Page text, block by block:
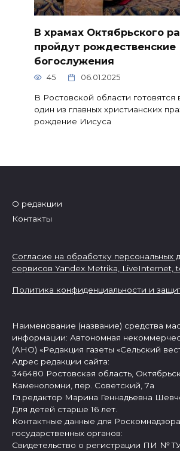
В храмах Октябрьского
пройдут рождественские
богослужения
45 06.01.2025
В Ростовской области готовятся
один из главных христианских
рождение Иисуса
О редакции
Контакты
Согласие на обработку персональных
сервисов Yandex.Metrika, LiveInternet,
Политика конфиденциальности и
Наименование (название) средства
информации: Автономная
(АНО) «Редакция газеты «Сельский
Адрес редакции сайта:
346480 Ростовская область,
Каменоломни, пер. Советский, 7а
Гл.редактор Марина Геннадьевна
Для детей старше 16 лет.
Контактные данные для
государственных органов:
Свидетельство о регистрации ПИ №